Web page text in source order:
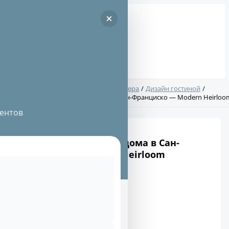
Дизайн интерьера
Дизайн гостиной
Проект современного дома в Сан-Франциско — Modern
Проект современного дома в Сан-
Франциско — Modern Heirloom